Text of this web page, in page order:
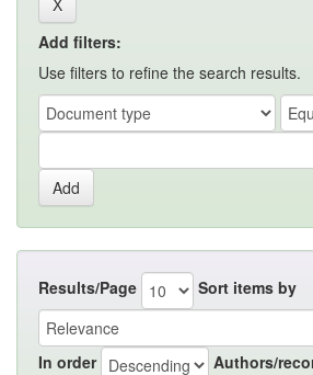
Add filters:
Use filters to refine the search results.
Results/Page Sort items by
In order Authors/